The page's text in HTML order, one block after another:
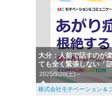
大分：人前で話すのが
ても全く緊張しない「
2025/9/20(土)～
株式会社モチベーション＆